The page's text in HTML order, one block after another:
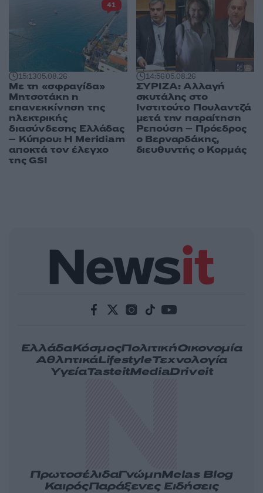
15:1305.08.26
Με τη «σφραγίδα»
Μητσοτάκη η
επανεκκίνηση της
ηλεκτρικής
διασύνδεσης Ελλάδας
– Κύπρου: Η Meridiam
αποκτά τον έλεγχο
της GSI
41
14:5605.08.26
ΣΥΡΙΖΑ: Αλλαγή
σκυτάλης στο
Ινστιτούτο Πουλαντζά
μετά την παραίτηση
Ρεπούση – Πρόεδρος
ο Βερναρδάκης,
διευθυντής ο Κορμάς
ΕλλάδαΚόσμοςΠολιτικήΟικονομία
ΑθλητικάLifestyleΤεχνολογία
ΥγείαTasteitMediaDriveit
ΠρωτοσέλιδαΓνώμηMelas Blog
ΚαιρόςΠαράξενες Ειδήσεις